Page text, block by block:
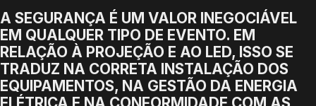
A SEGURANÇA É UM VALOR INEGOCIÁVEL
EM QUALQUER TIPO DE EVENTO. EM
RELAÇÃO À PROJEÇÃO E AO LED, ISSO SE
TRADUZ NA CORRETA INSTALAÇÃO DOS
EQUIPAMENTOS, NA GESTÃO DA ENERGIA